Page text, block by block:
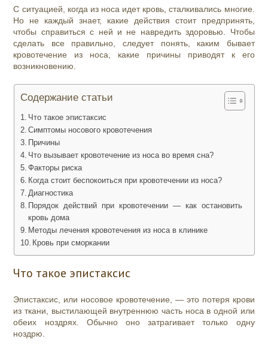
С ситуацией, когда из носа идет кровь, сталкивались многие.
Но не каждый знает, какие действия стоит предпринять,
чтобы справиться с ней и не навредить здоровью. Чтобы
сделать все правильно, следует понять, каким бывает
кровотечение из носа, какие причины приводят к его
возникновению.
Содержание статьи
Что такое эпистаксис
Симптомы носового кровотечения
Причины
Что вызывает кровотечение из носа во время сна?
Факторы риска
Когда стоит беспокоиться при кровотечении из носа?
Диагностика
Порядок действий при кровотечении — как остановить
кровь дома
Методы лечения кровотечения из носа в клинике
Кровь при сморкании
Что такое эпистаксис
Эпистаксис, или носовое кровотечение, — это потеря крови
из ткани, выстилающей внутреннюю часть носа в одной или
обеих ноздрях. Обычно оно затрагивает только одну
ноздрю.